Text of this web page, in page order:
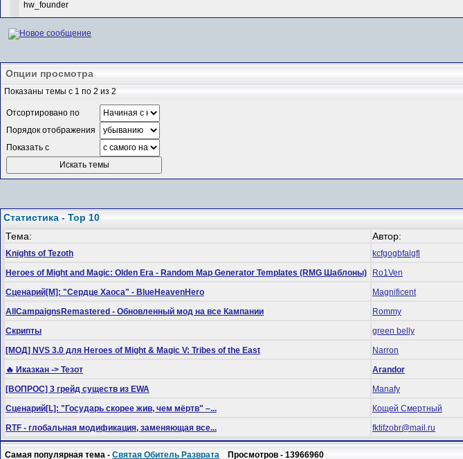
hw_founder
Опции просмотра
Показаны темы с 1 по 2 из 2
Отсортировано по
Порядок отображения
Показать с
Статистика - Top 10
Тема:
Автор:
Knights of Tezoth kcfgogbfalgfl
Heroes of Might and Magic: Olden Era - Random Map Generator Templates (RMG Шаблоны)
Ro1Ven
Сценарий[M]: "Сердце Хаоса" - BlueHeavenHero
Magnificent
AllCampaignsRemastered - Обновленный мод на все Кампании
Rommy
Скрипты
green belly
[МОД] NVS 3.0 для Heroes of Might & Magic V: Tribes of the East
Narron
🔥 Иказкан -> Тезот
Arandor
[ВОПРОС] 3 грейд существ из EWA
Manafy
Сценарий[L]: "Государь скорее жив, чем мёртв" –...
Кощей Смертный
RTF - глобальная модификация, заменяющая все...
fktifzobr@mail.ru
Самая популярная тема -Святая Обитель Разврата Просмотров - 13966960